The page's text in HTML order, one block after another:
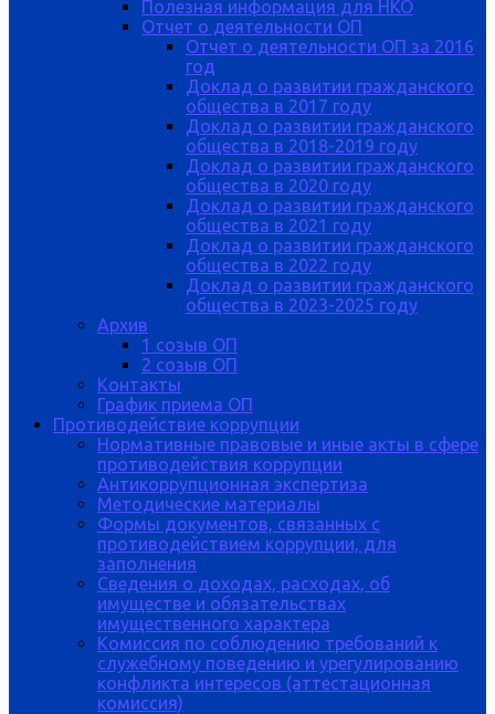
Полезная информация для НКО
Отчет о деятельности ОП
Отчет о деятельности ОП за 2016
год
Доклад о развитии гражданского
общества в 2017 году
Доклад о развитии гражданского
общества в 2018-2019 году
Доклад о развитии гражданского
общества в 2020 году
Доклад о развитии гражданского
общества в 2021 году
Доклад о развитии гражданского
общества в 2022 году
Доклад о развитии гражданского
общества в 2023-2025 году
Архив
1 созыв ОП
2 созыв ОП
Контакты
График приема ОП
Противодействие коррупции
Нормативные правовые и иные акты в сфере
противодействия коррупции
Антикоррупционная экспертиза
Методические материалы
Формы документов, связанных с
противодействием коррупции, для
заполнения
Сведения о доходах, расходах, об
имуществе и обязательствах
имущественного характера
Комиссия по соблюдению требований к
служебному поведению и урегулированию
конфликта интересов (аттестационная
комиссия)